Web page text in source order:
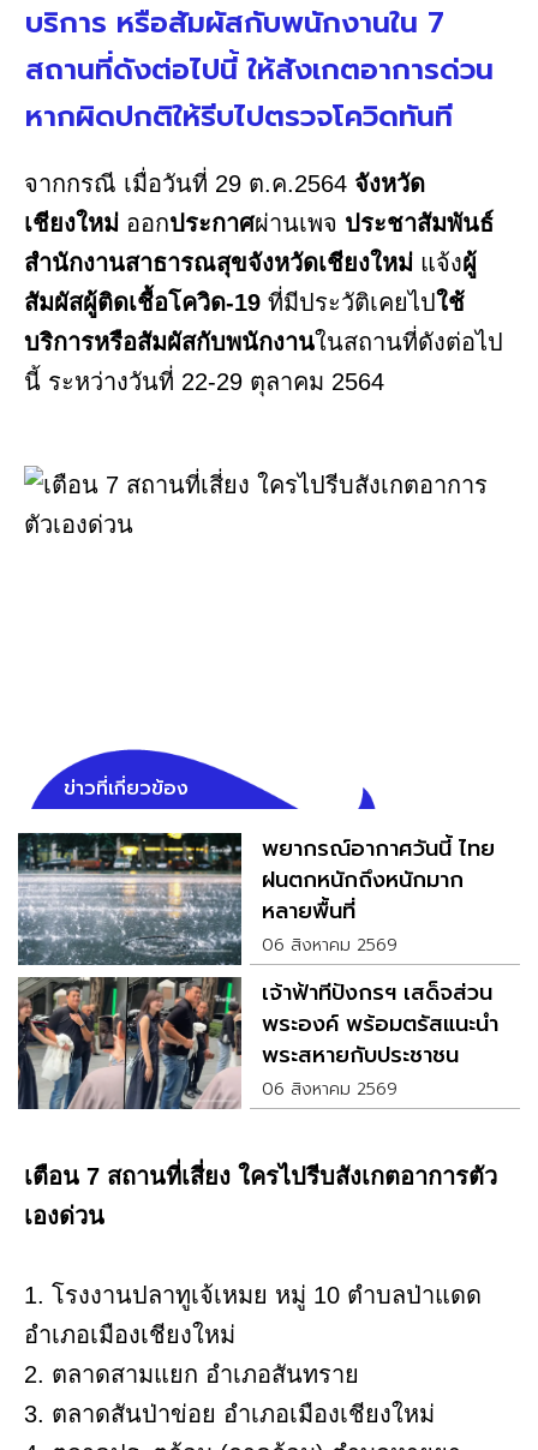
บริการ หรือสัมผัสกับพนักงานใน 7
สถานที่ดังต่อไปนี้ ให้สังเกตอาการด่วน
หากผิดปกติให้รีบไปตรวจโควิดทันที
จากกรณี เมื่อวันที่ 29 ต.ค.2564 จังหวัด
เชียงใหม่ ออกประกาศผ่านเพจ ประชาสัมพันธ์
สำนักงานสาธารณสุขจังหวัดเชียงใหม่ แจ้งผู้
สัมผัสผู้ติดเชื้อโควิด-19 ที่มีประวัติเคยไปใช้
บริการหรือสัมผัสกับพนักงานในสถานที่ดังต่อไป
นี้ ระหว่างวันที่ 22-29 ตุลาคม 2564
ข่าวที่เกี่ยวข้อง
พยากรณ์อากาศวันนี้ ไทย
ฝนตกหนักถึงหนักมาก
หลายพื้นที่
06 สิงหาคม 2569
เจ้าฟ้าทีปังกรฯ เสด็จส่วน
พระองค์ พร้อมตรัสแนะนำ
พระสหายกับประชาชน
06 สิงหาคม 2569
เตือน 7 สถานที่เสี่ยง ใครไปรีบสังเกตอาการตัว
เองด่วน
1. โรงงานปลาทูเจ้เหมย หมู่ 10 ตำบลป่าแดด
อำเภอเมืองเชียงใหม่
2. ตลาดสามแยก อำเภอสันทราย
3. ตลาดสันป่าข่อย อำเภอเมืองเชียงใหม่